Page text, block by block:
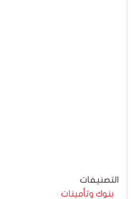
التصنيفات
بنوك وتأمينات